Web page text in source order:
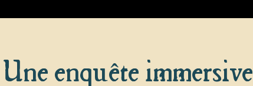
Une enquête immersive